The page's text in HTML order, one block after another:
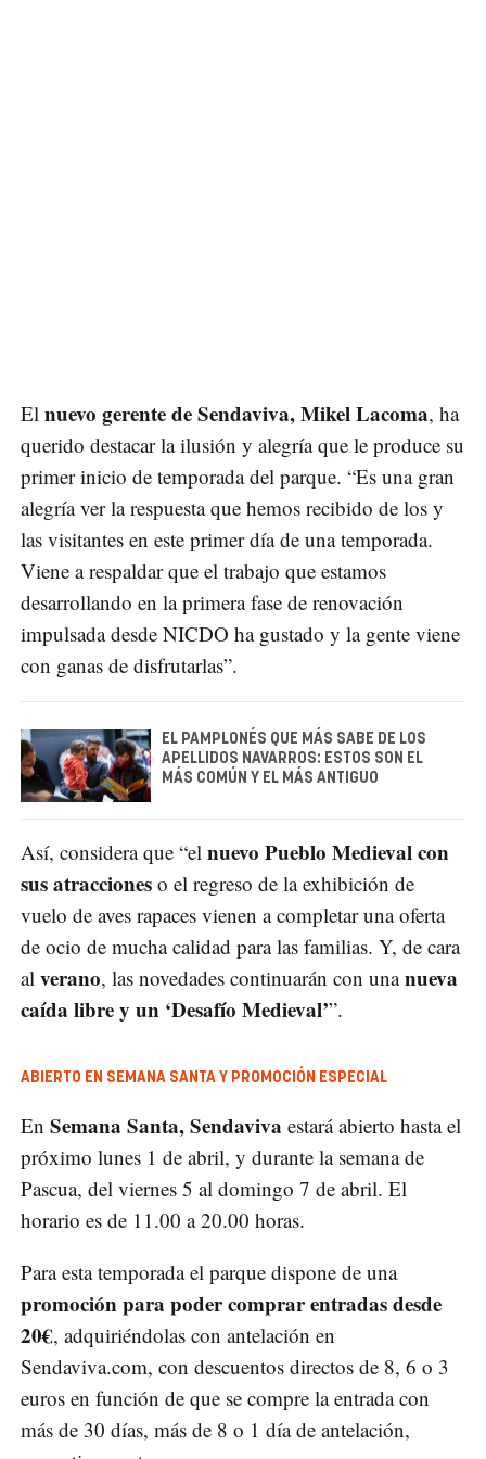
El nuevo gerente de Sendaviva, Mikel Lacoma, ha
querido destacar la ilusión y alegría que le produce su
primer inicio de temporada del parque. “Es una gran
alegría ver la respuesta que hemos recibido de los y
las visitantes en este primer día de una temporada.
Viene a respaldar que el trabajo que estamos
desarrollando en la primera fase de renovación
impulsada desde NICDO ha gustado y la gente viene
con ganas de disfrutarlas”.
EL PAMPLONÉS QUE MÁS SABE DE LOS
APELLIDOS NAVARROS: ESTOS SON EL
MÁS COMÚN Y EL MÁS ANTIGUO
Así, considera que “el nuevo Pueblo Medieval con
sus atracciones o el regreso de la exhibición de
vuelo de aves rapaces vienen a completar una oferta
de ocio de mucha calidad para las familias. Y, de cara
al verano, las novedades continuarán con unanueva
caída libre y un ‘Desafío Medieval’”.
ABIERTO EN SEMANA SANTA Y PROMOCIÓN ESPECIAL
En Semana Santa, Sendaviva estará abierto hasta el
próximo lunes 1 de abril, y durante la semana de
Pascua, del viernes 5 al domingo 7 de abril. El
horario es de 11.00 a 20.00 horas.
Para esta temporada el parque dispone de una
promoción para poder comprar entradas desde
20€, adquiriéndolas con antelación en
Sendaviva.com, con descuentos directos de 8, 6 o 3
euros en función de que se compre la entrada con
más de 30 días, más de 8 o 1 día de antelación,